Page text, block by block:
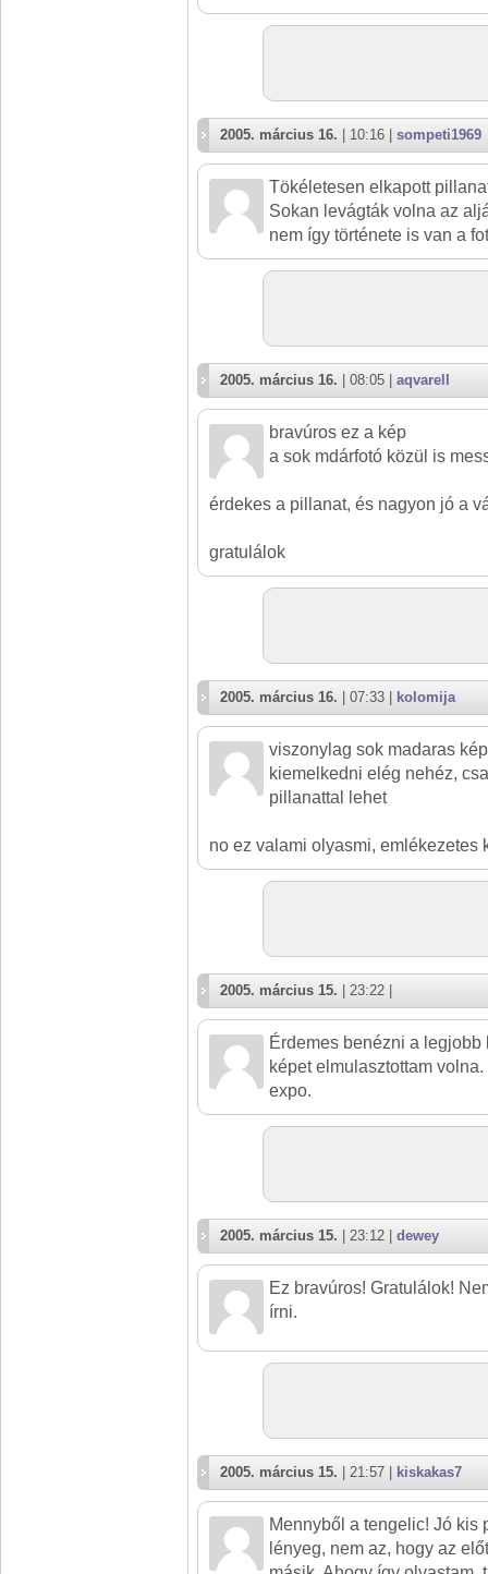
2005. március 16. | 10:16 | sompeti1969
Tökéletesen elkapott
Sokan levágták volna az
nem így története is van a
2005. március 16. | 08:05 | aqvarell
bravúros ez a kép
a sok mdárfotó közül is
érdekes a pillanat, és nagyon jó a
gratulálok
2005. március 16. | 07:33 | kolomija
viszonylag sok madaras
kiemelkedni elég nehéz,
pillanattal lehet
no ez valami olyasmi, emlékezetes
2005. március 15. | 23:22 |
Érdemes benézni a legjobb
képet elmulasztottam
expo.
2005. március 15. | 23:12 | dewey
Ez bravúros! Gratulálok!
írni.
2005. március 15. | 21:57 | kiskakas7
Mennyből a tengelic! Jó kis
lényeg, nem az, hogy az